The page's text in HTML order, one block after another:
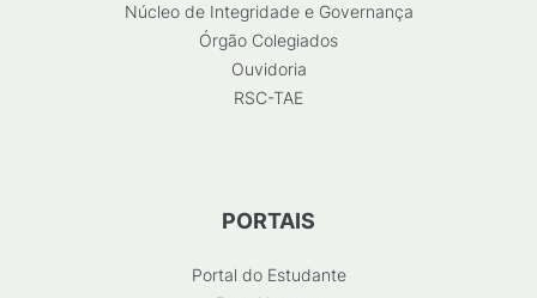
Núcleo de Integridade e Governança
Órgão Colegiados
Ouvidoria
RSC-TAE
PORTAIS
Portal do Estudante